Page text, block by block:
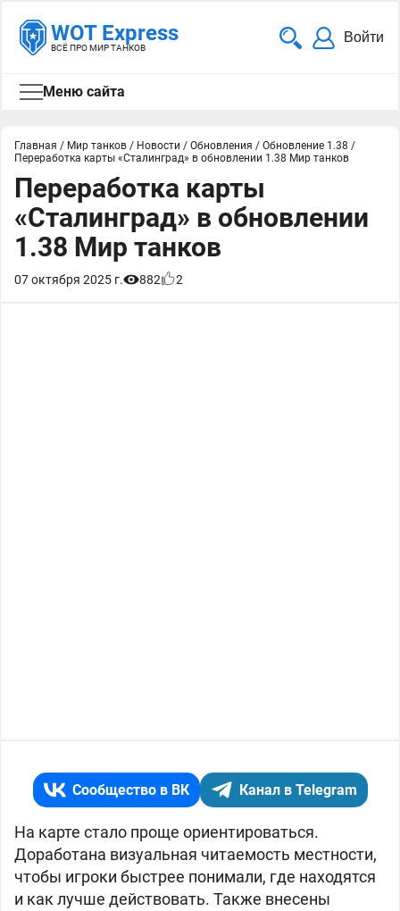
WOT Express
ВСЁ ПРО МИР ТАНКОВ
Войти
Меню сайта
Главная / Мир танков / Новости / Обновления / Обновление 1.38 /
Переработка карты «Сталинград» в обновлении 1.38 Мир танков
Переработка карты
«Сталинград» в обновлении
1.38 Мир танков
07 октября 2025 г. 882 2
Сообщество в ВК Канал в Telegram
На карте стало проще ориентироваться.
Доработана визуальная читаемость местности,
чтобы игроки быстрее понимали, где находятся
и как лучше действовать. Также внесены